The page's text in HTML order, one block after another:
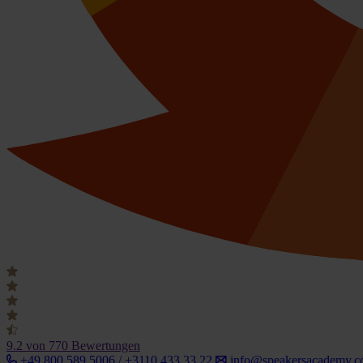
9.2 von 770 Bewertungen
+49 800 589 5006 / +3110 433 33 22